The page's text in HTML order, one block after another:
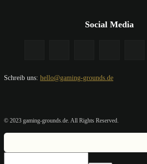
Social Media
Schreib uns: hello@gaming-grounds.de
© 2023 gaming-grounds.de. All Rights Reserved.